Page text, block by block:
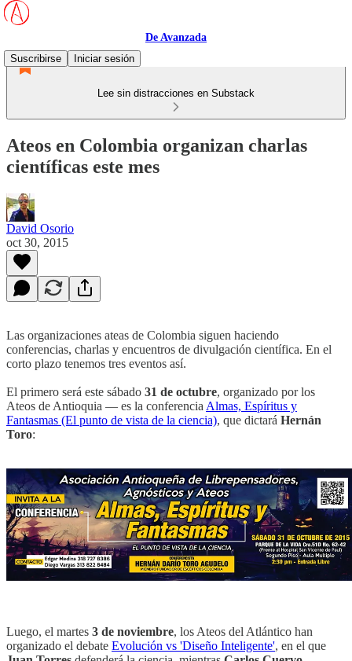
De Avanzada
Suscribirse
Iniciar sesión
Lee sin distracciones en Substack
Ateos en Colombia organizan charlas
científicas este mes
David Osorio
oct 30, 2015
Las organizaciones ateas de Colombia siguen haciendo
conferencias, charlas y encuentros de divulgación científica. En el
corto plazo tenemos tres eventos así.
El primero será este sábado 31 de octubre, organizado por los
Ateos de Antioquia — es la conferencia Almas, Espíritus y
Fantasmas (El punto de vista de la ciencia), que dictará Hernán
Toro:
Luego, el martes 3 de noviembre, los Ateos del Atlántico han
organizado el debate Evolución vs 'Diseño Inteligente', en el que